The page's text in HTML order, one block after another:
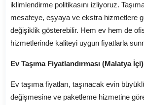
iklimlendirme politikasını izliyoruz.
mesafeye, eşyaya ve ekstra hizmetlere
değişiklik gösterebilir. Hem ev hem de
hizmetlerinde kaliteyi uygun fiyatlarla
Ev Taşıma Fiyatlandırması (Malatya İçi)
Ev taşıma fiyatları, taşınacak evin
değişmesine ve paketleme hizmetine